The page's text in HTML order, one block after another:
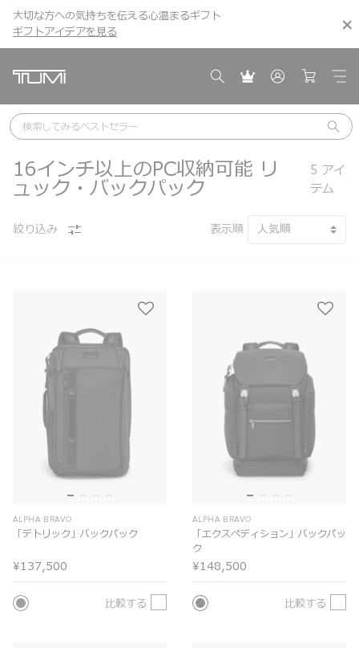
ギフトアイデアを見る こちら
大切な方への気持ちを伝える心温まるギフト
ギフトアイデアを見る
こちら
検索してみるベストセラー
16インチ以上のPC収納可能 リ
ュック・バックパック
5 アイ
テム
絞り込み 表示順
ALPHA BRAVO
「デトリック」バックパック
¥137,500
比較する
ALPHA BRAVO
「エクスペディション」バックパッ
ク
¥148,500
比較する